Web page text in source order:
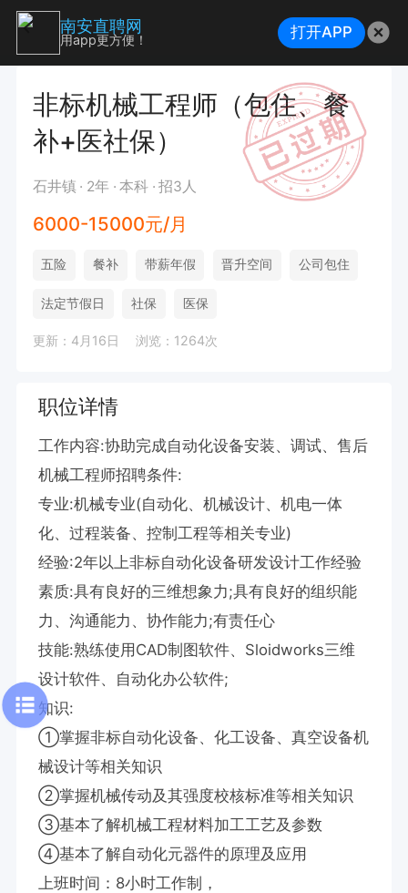
非标机械工程师（包住、餐
补+医社保）
石井镇 2年 本科 招3人
6000-15000元/月
五险 餐补 带薪年假 晋升空间 公司包住
法定节假日 社保 医保
更新：4月16日 浏览：1264次
职位详情
工作内容:协助完成自动化设备安装、调试、售后
机械工程师招聘条件:
专业:机械专业(自动化、机械设计、机电一体
化、过程装备、控制工程等相关专业)
经验:2年以上非标自动化设备研发设计工作经验
素质:具有良好的三维想象力;具有良好的组织能
力、沟通能力、协作能力;有责任心
技能:熟练使用CAD制图软件、Sloidworks三维
设计软件、自动化办公软件;
知识:
①掌握非标自动化设备、化工设备、真空设备机
械设计等相关知识
②掌握机械传动及其强度校核标准等相关知识
③基本了解机械工程材料加工工艺及参数
④基本了解自动化元器件的原理及应用
上班时间：8小时工作制，
南安直聘网
用app更方便！ 打开APP